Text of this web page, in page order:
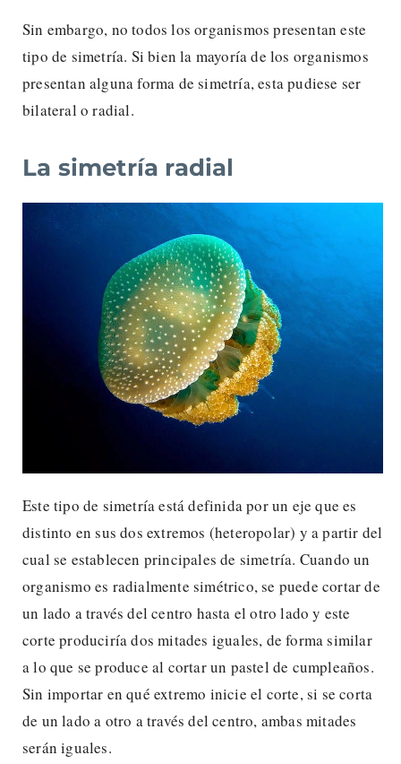
Sin embargo, no todos los organismos presentan este
tipo de simetría. Si bien la mayoría de los organismos
presentan alguna forma de simetría, esta pudiese ser
bilateral o radial.
La simetría radial
Este tipo de simetría está definida por un eje que es
distinto en sus dos extremos (heteropolar) y a partir del
cual se establecen principales de simetría. Cuando un
organismo es radialmente simétrico, se puede cortar de
un lado a través del centro hasta el otro lado y este
corte produciría dos mitades iguales, de forma similar
a lo que se produce al cortar un pastel de cumpleaños.
Sin importar en qué extremo inicie el corte, si se corta
de un lado a otro a través del centro, ambas mitades
serán iguales.